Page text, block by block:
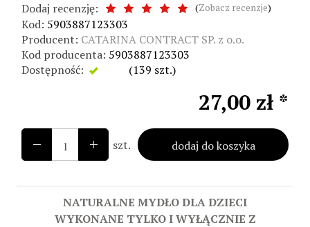
Dodaj recenzję: (Zobacz recenzje)
Kod: 5903887123303
Producent: CATARINA CONTRACT SP. z o.o.
Kod producenta: 5903887123303
Dostępność:
(139 szt.)
27,00 zł *
szt. dodaj do koszyka
NATURALNE MYDŁO DLA DZIECI
WYKONANE TYLKO I WYŁĄCZNIE Z